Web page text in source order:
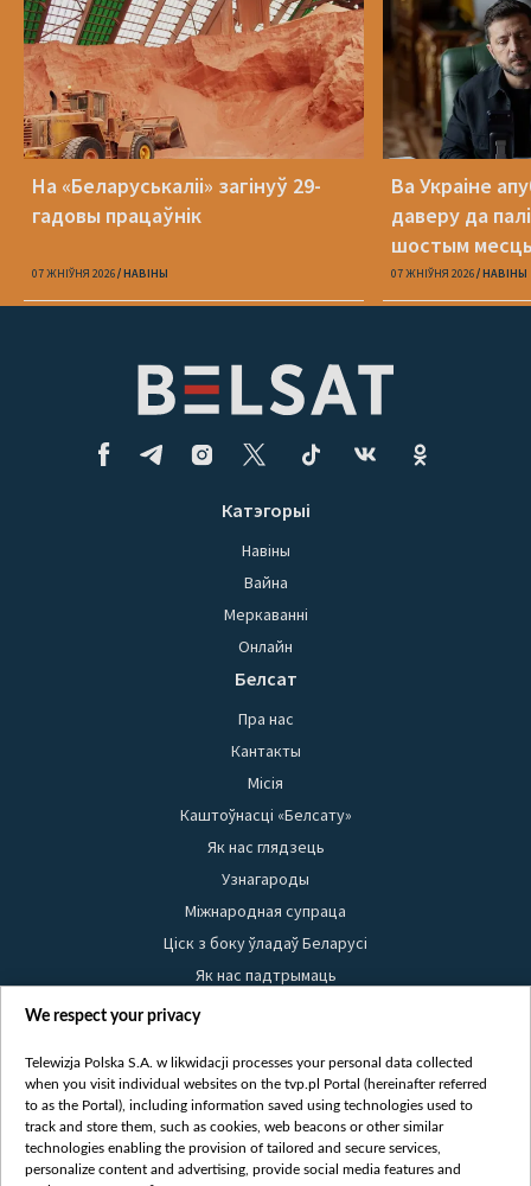
На «Беларуськаліі» загінуў 29-
гадовы працаўнік
07 ЖНІЎНЯ 2026 НАВІНЫ
Ва Украіне
даверу да
шостым
07 ЖНІЎНЯ 2026 НАВІНЫ
Катэгорыі
Навіны
Вайна
Меркаванні
Онлайн
Белсат
Пра нас
Кантакты
Місія
Каштоўнасці «Белсату»
Як нас глядзець
Узнагароды
Міжнародная супраца
Ціск з боку ўладаў Беларусі
Як нас падтрымаць
Правілы выкарыстання матэрыялаў
Бяспека
Youtube
Белсат news
Белсат Shorts
We respect your privacy
Telewizja Polska S.A. w likwidacji processes your personal data collected
when you visit individual websites on the tvp.pl Portal (hereinafter referred
to as the Portal), including information saved using technologies used to
track and store them, such as cookies, web beacons or other similar
technologies enabling the provision of tailored and secure services,
personalize content and advertising, provide social media features and